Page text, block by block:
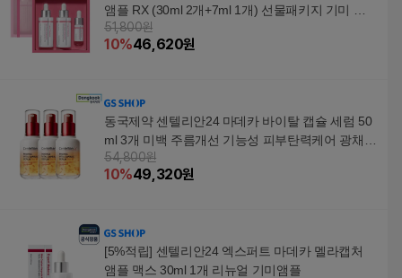
앰플 RX (30ml 2개+7ml 1개) 선물패키지 기미 케
어 주름 탄력 광채 ALL
51,800원
10%46,620원
동국제약 센텔리안24 마데카 바이탈 캡슐 세럼 50
ml 3개 미백 주름개선 기능성 피부탄력케어 광채
54,800원
10%49,320원
[5%적립] 센텔리안24 엑스퍼트 마데카 멜라캡처
앰플 맥스 30ml 1개 리뉴얼 기미앰플